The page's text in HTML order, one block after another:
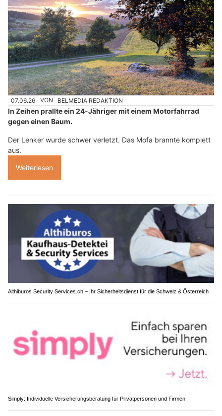
07.06.26 VON BELMEDIA REDAKTION
In Zeihen prallte ein 24-Jähriger mit einem Motorfahrrad
gegen einen Baum.
Der Lenker wurde schwer verletzt. Das Mofa brannte komplett
aus.
Weiterlesen
Althiburos Security Services.ch – Ihr Sicherheitsdienst für die Schweiz & Österreich
Simply: Individuelle Versicherungsberatung für Privatpersonen und Firmen